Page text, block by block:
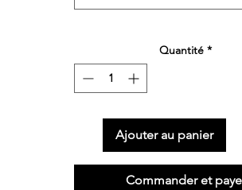
Quantité *
Ajouter au panier
Commander et